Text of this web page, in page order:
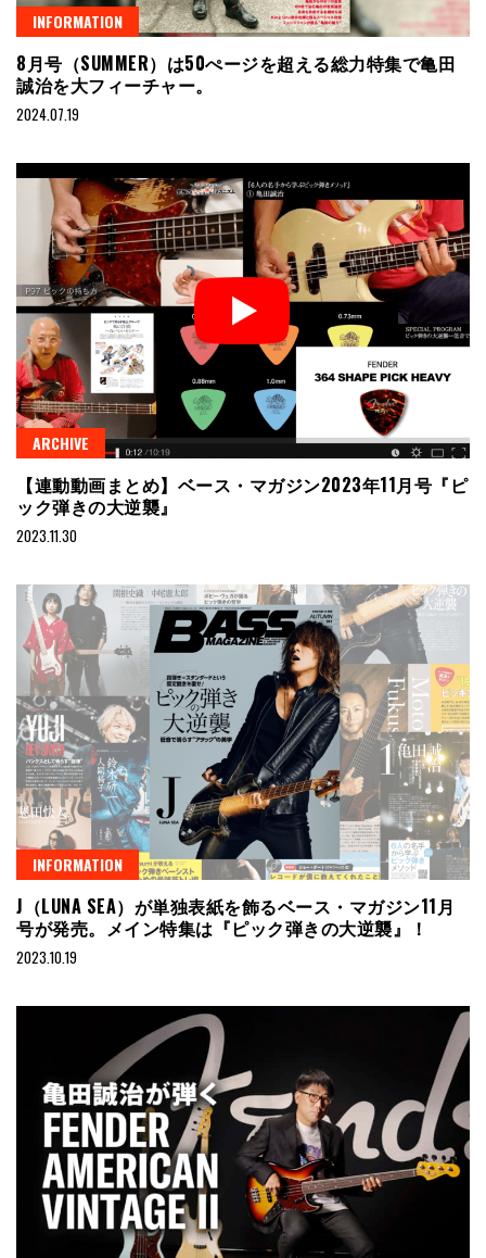
INFORMATION
8月号（SUMMER）は50ぺージを超える総力特集で亀田
誠治を大フィーチャー。
2024.07.19
ARCHIVE
【連動動画まとめ】ベース・マガジン2023年11月号『ピ
ック弾きの大逆襲』
2023.11.30
INFORMATION
J（LUNA SEA）が単独表紙を飾るベース・マガジン11月
号が発売。メイン特集は『ピック弾きの大逆襲』！
2023.10.19